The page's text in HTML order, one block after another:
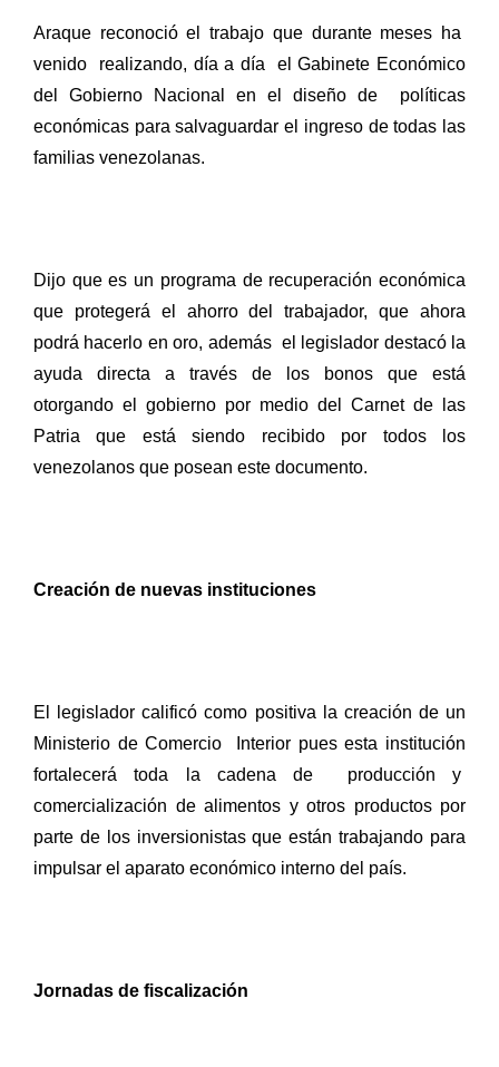
Araque reconoció el trabajo que durante meses ha
venido
realizando, día a día
el Gabinete Económico
del Gobierno Nacional en el diseño de
políticas
económicas para salvaguardar el ingreso de todas las
familias venezolanas.
Dijo que es un programa de recuperación económica
que protegerá el ahorro del trabajador, que ahora
podrá hacerlo en oro, además el legislador destacó la
ayuda directa a través de los bonos que está
otorgando el gobierno por medio del Carnet de las
Patria que está siendo recibido por todos los
venezolanos que posean este documento.
Creación de nuevas instituciones
El legislador calificó como positiva la creación de un
Ministerio de Comercio
Interior pues esta institución
fortalecerá toda la cadena de
producción y
comercialización de alimentos y otros productos por
parte de los inversionistas que están trabajando para
impulsar el aparato económico interno del país.
Jornadas de fiscalización